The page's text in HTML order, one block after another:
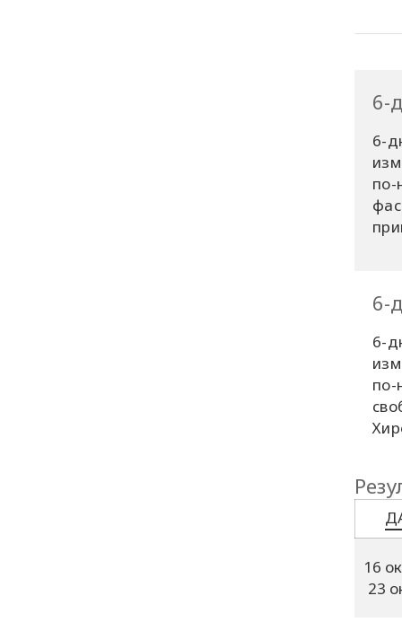
6-
6-
по-
6-
6-
по-
16
23